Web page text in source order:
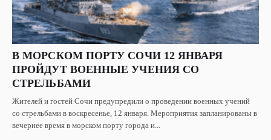
В МОРСКОМ ПОРТУ СОЧИ 12 ЯНВАРЯ
ПРОЙДУТ ВОЕННЫЕ УЧЕНИЯ СО
СТРЕЛЬБАМИ
Жителей и гостей Сочи предупредили о проведении военных учений
со стрельбами в воскресенье, 12 января. Мероприятия запланированы в
вечернее время в морском порту города и...